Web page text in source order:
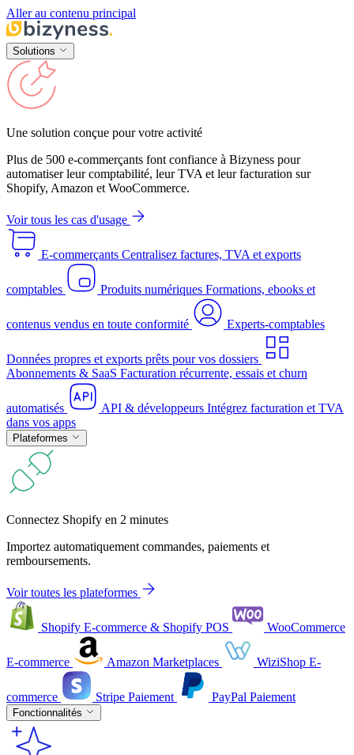
Aller au contenu principal
Solutions
Une solution conçue pour votre activité
Plus de 500 e-commerçants font confiance à Bizyness pour
automatiser leur comptabilité, leur TVA et leur facturation sur
Shopify, Amazon et WooCommerce.
Voir tous les cas d'usage
E-commerçants Centralisez factures, TVA et exports
comptables Produits numériques Formations, ebooks et
contenus vendus en toute conformité Experts-comptables
Données propres et exports prêts pour vos dossiers
Abonnements & SaaS Facturation récurrente, essais et churn
automatisés API & développeurs Intégrez facturation et TVA
dans vos apps
Plateformes
Connectez Shopify en 2 minutes
Importez automatiquement commandes, paiements et
remboursements.
Voir toutes les plateformes
Shopify E-commerce & Shopify POS WooCommerce
E-commerce Amazon Marketplaces WiziShop E-
commerce Stripe Paiement PayPal Paiement
Fonctionnalités